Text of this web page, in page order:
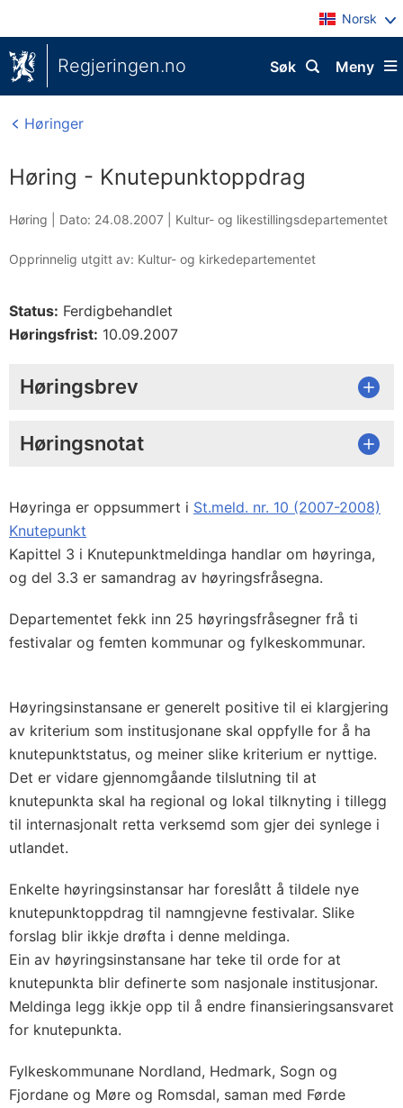
Norsk
Regjeringen.no Meny
Søk
Høringer
Høring - Knutepunktoppdrag
Høring | Dato: 24.08.2007 Kultur- og likestillingsdepartementet
Opprinnelig utgitt av: Kultur- og kirkedepartementet
Status: Ferdigbehandlet
Høringsfrist: 10.09.2007
Høringsbrev
Høringsnotat
Høyringa er oppsummert i St.meld. nr. 10 (2007-2008)
Knutepunkt
Kapittel 3 i Knutepunktmeldinga handlar om høyringa,
og del 3.3 er samandrag av høyringsfråsegna.
Departementet fekk inn 25 høyringsfråsegner frå ti
festivalar og femten kommunar og fylkeskommunar.
Høyringsinstansane er generelt positive til ei klargjering
av kriterium som institusjonane skal oppfylle for å ha
knutepunktstatus, og meiner slike kriterium er nyttige.
Det er vidare gjennomgåande tilslutning til at
knutepunkta skal ha regional og lokal tilknyting i tillegg
til internasjonalt retta verksemd som gjer dei synlege i
utlandet.
Enkelte høyringsinstansar har foreslått å tildele nye
knutepunktoppdrag til namngjevne festivalar. Slike
forslag blir ikkje drøfta i denne meldinga.
Ein av høyringsinstansane har teke til orde for at
knutepunkta blir definerte som nasjonale institusjonar.
Meldinga legg ikkje opp til å endre finansieringsansvaret
for knutepunkta.
Fylkeskommunane Nordland, Hedmark, Sogn og
Fjordane og Møre og Romsdal, saman med Førde